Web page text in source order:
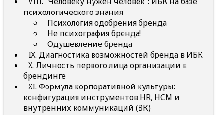
психологического знания
Психология одобрения бренда
Не психография бренда!
Одушевление бренда
IX. Диагностика возможностей бренда в ИБК
X. Личность первого лица организации в
брендинге
XI. Формула корпоративной культуры:
конфигурация инструментов HR, HCM и
внутренних коммуникаций (ВК)